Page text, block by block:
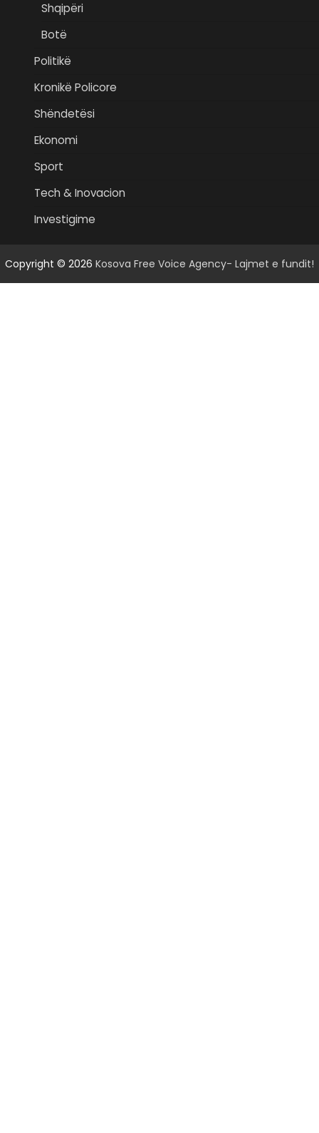
Shqipëri
Botë
Politikë
Kronikë Policore
Shëndetësi
Ekonomi
Sport
Tech & Inovacion
Investigime